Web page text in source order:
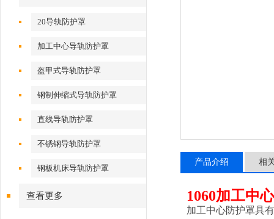
20导轨防护罩
加工中心导轨防护罩
盔甲式导轨防护罩
钢制伸缩式导轨防护罩
直线导轨防护罩
不锈钢导轨防护罩
钢板机床导轨防护罩
查看更多
产品介绍 相
1060加工中
加工中心防护罩具